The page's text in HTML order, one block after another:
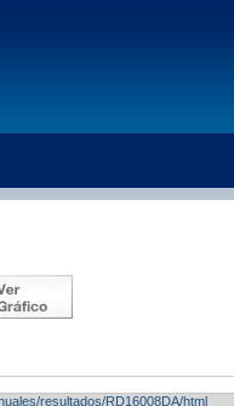
resultados/RD16008DA/html